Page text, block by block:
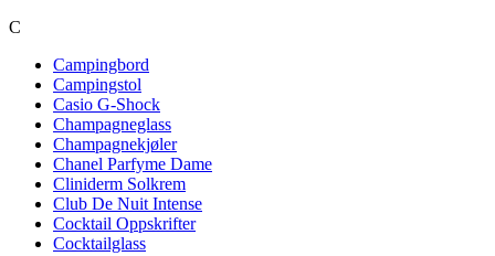
C
Campingbord
Campingstol
Casio G-Shock
Champagneglass
Champagnekjøler
Chanel Parfyme Dame
Cliniderm Solkrem
Club De Nuit Intense
Cocktail Oppskrifter
Cocktailglass